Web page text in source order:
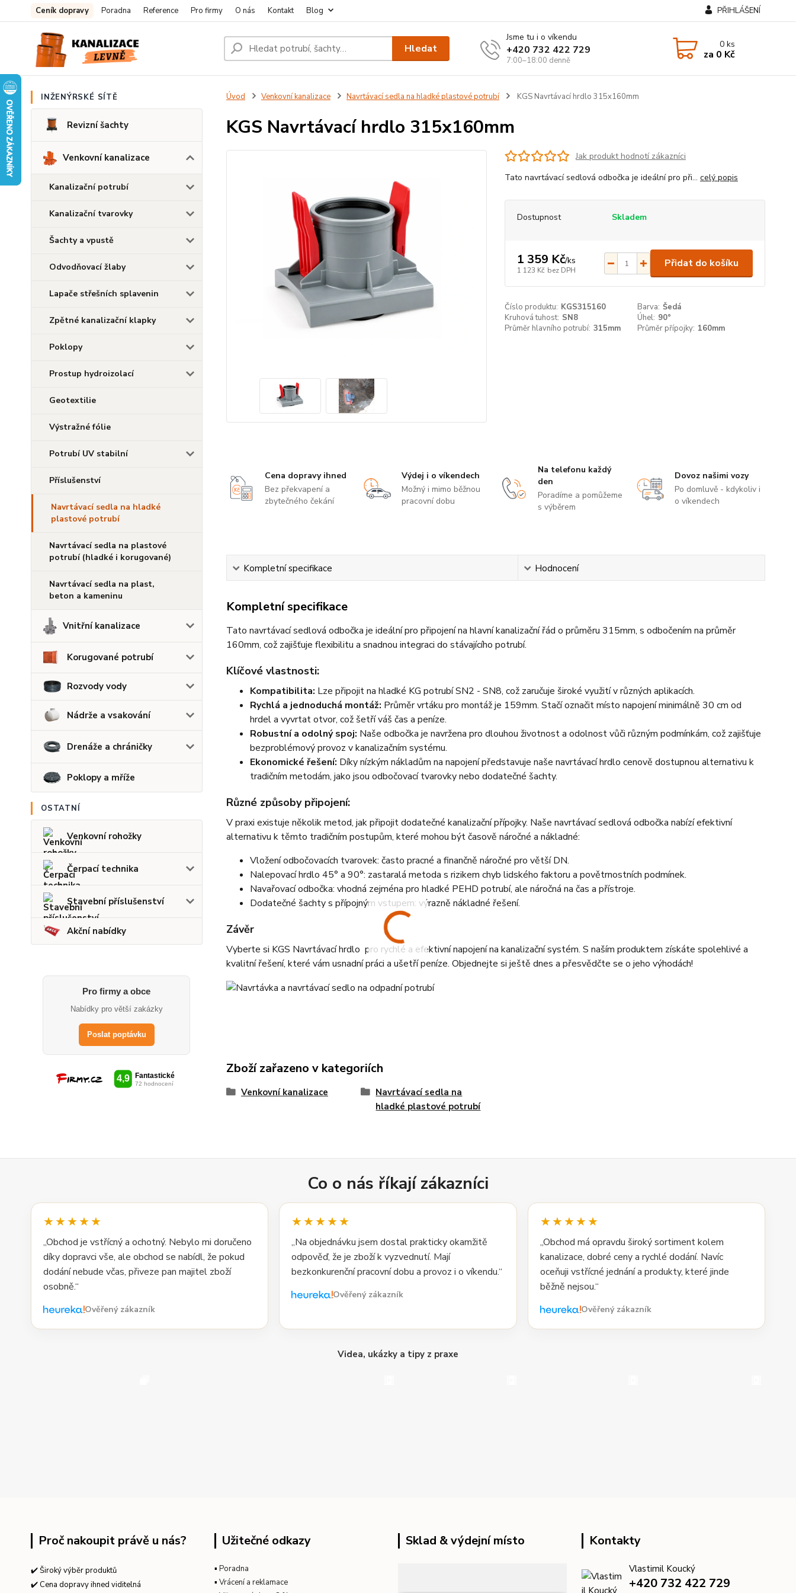
Ceník dopravy Poradna Reference Pro firmy O nás Kontakt Blog PŘIHLÁŠENÍ
Hledat
Jsme tu i o víkendu
+420 732 422 729
7:00–18:00 denně
0ks
za 0 Kč
INŽENÝRSKÉ SÍTĚ
Revizní šachty
Venkovní kanalizace
Kanalizační potrubí
Kanalizační tvarovky
Šachty a vpustě
Odvodňovací žlaby
Lapače střešních splavenin
Zpětné kanalizační klapky
Poklopy
Prostup hydroizolací
Geotextilie
Výstražné fólie
Potrubí UV stabilní
Příslušenství
Navrtávací sedla na hladké
plastové potrubí
Navrtávací sedla na plastové
potrubí (hladké i korugované)
Navrtávací sedla na plast,
beton a kameninu
Vnitřní kanalizace
Korugované potrubí
Rozvody vody
Nádrže a vsakování
Drenáže a chráničky
Poklopy a mříže
OSTATNÍ
Venkovní rohožky
Čerpací technika
Stavební příslušenství
Akční nabídky
Pro firmy a obce
Nabídky pro větší zakázky
Poslat poptávku
Úvod Venkovní kanalizace Navrtávací sedla na hladké plastové potrubí KGS Navrtávací hrdlo 315x160mm
KGS Navrtávací hrdlo 315x160mm
Jak produkt hodnotí zákazníci
Tato navrtávací sedlová odbočka je ideální pro při... celý popis
Dostupnost Skladem
1 359 Kč/ks
1 123 Kč bez DPH
Přidat do košíku
Číslo produktu: KGS315160 Barva: Šedá
Kruhová tuhost: SN8 Úhel: 90°
Průměr hlavního potrubí: 315mm Průměr přípojky: 160mm
Cena dopravy ihned
Bez překvapení a
zbytečného čekání
Výdej i o víkendech
Možný i mimo běžnou
pracovní dobu
Na telefonu každý
den
Poradíme a pomůžeme
s výběrem
Dovoz našimi vozy
Po domluvě - kdykoliv i
o víkendech
Kompletní specifikace Hodnocení
Kompletní specifikace
Tato navrtávací sedlová odbočka je ideální pro připojení na hlavní kanalizační řád o průměru 315mm, s odbočením na průměr
160mm, což zajišťuje flexibilitu a snadnou integraci do stávajícího potrubí.
Klíčové vlastnosti:
Kompatibilita: Lze připojit na hladké KG potrubí SN2 - SN8, což zaručuje široké využití v různých aplikacích.
Rychlá a jednoduchá montáž: Průměr vrtáku pro montáž je 159mm. Stačí označit místo napojení minimálně 30 cm od
hrdel a vyvrtat otvor, což šetří váš čas a peníze.
Robustní a odolný spoj: Naše odbočka je navržena pro dlouhou životnost a odolnost vůči různým podmínkám, což zajišťuje
bezproblémový provoz v kanalizačním systému.
Ekonomické řešení: Díky nízkým nákladům na napojení představuje naše navrtávací hrdlo cenově dostupnou alternativu k
tradičním metodám, jako jsou odbočovací tvarovky nebo dodatečné šachty.
Různé způsoby připojení:
V praxi existuje několik metod, jak připojit dodatečné kanalizační přípojky. Naše navrtávací sedlová odbočka nabízí efektivní
alternativu k těmto tradičním postupům, které mohou být časově náročné a nákladné:
Vložení odbočovacích tvarovek: často pracné a finančně náročné pro větší DN.
Nalepovací hrdlo 45° a 90°: zastaralá metoda s rizikem chyb lidského faktoru a povětrnostních podmínek.
Navařovací odbočka: vhodná zejména pro hladké PEHD potrubí, ale náročná na čas a přístroje.
Dodatečné šachty s přípojným vstupem: výrazně nákladné řešení.
Závěr
Vyberte si KGS Navrtávací hrdlo pro rychlé a efektivní napojení na kanalizační systém. S naším produktem získáte spolehlivé a
kvalitní řešení, které vám usnadní práci a ušetří peníze. Objednejte si ještě dnes a přesvědčte se o jeho výhodách!
Zboží zařazeno v kategoriích
Venkovní kanalizace
Navrtávací sedla na
hladké plastové potrubí
Co o nás říkají zákazníci
★★★★★
„Obchod je vstřícný a ochotný. Nebylo mi doručeno
díky dopravci vše, ale obchod se nabídl, že pokud
dodání nebude včas, přiveze pan majitel zboží
osobně.“
Ověřený zákazník
★★★★★
„Na objednávku jsem dostal prakticky okamžitě
odpověď, že je zboží k vyzvednutí. Mají
bezkonkurenční pracovní dobu a provoz i o víkendu.“
Ověřený zákazník
★★★★★
„Obchod má opravdu široký sortiment kolem
kanalizace, dobré ceny a rychlé dodání. Navíc
oceňuji vstřícné jednání a produkty, které jinde
běžně nejsou.“
Ověřený zákazník
Videa, ukázky a tipy z praxe
Proč nakoupit právě u nás?
✔️ Široký výběr produktů
✔️ Cena dopravy ihned viditelná
Užitečné odkazy
▪ Poradna
▪ Vrácení a reklamace
Sklad & výdejní místo Kontakty
Vlastimil Koucký
+420 732 422 729